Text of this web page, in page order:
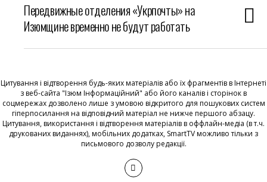
Передвижные отделения «Укрпочты» на
Изюмщине временно не будут работать
Цитування і відтворення будь-яких матеріалів або їх фрагментів в Інтернеті
з веб-сайта "Ізюм Інформаційний" або його каналів і сторінок в
соцмережах дозволено лише з умовою відкритого для пошукових систем
гіперпосилання на відповідний матеріал не нижче першого абзацу.
Цитування, використання і відтворення матеріалів в оффлайн-медіа (в т.ч.
друкованих виданнях), мобільних додатках, SmartTV можливо тільки з
письмового дозволу редакції.